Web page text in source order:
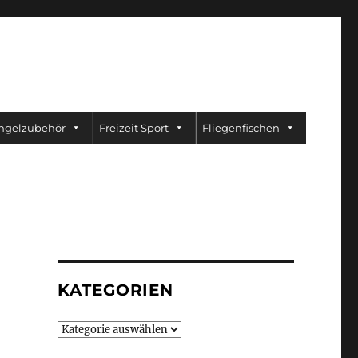
Freizeit Sport Fliegenfischen
KATEGORIEN
Kategorien